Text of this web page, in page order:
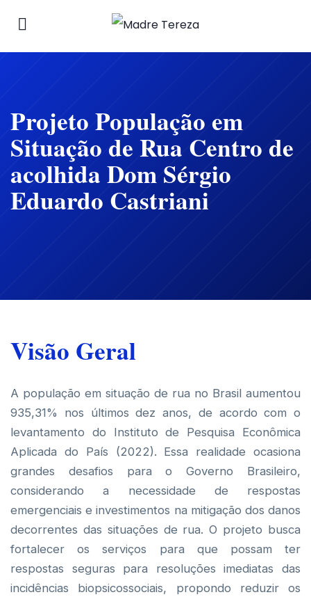
Projeto População em
Situação de Rua Centro de
acolhida Dom Sérgio
Eduardo Castriani
Visão Geral
A população em situação de rua no Brasil aumentou
935,31% nos últimos dez anos, de acordo com o
levantamento do Instituto de Pesquisa Econômica
Aplicada do País (2022). Essa realidade ocasiona
grandes desafios para o Governo Brasileiro,
considerando a necessidade de respostas
emergenciais e investimentos na mitigação dos danos
decorrentes das situações de rua. O projeto busca
fortalecer os serviços para que possam ter
respostas seguras para resoluções imediatas das
incidências biopsicossociais, propondo reduzir os